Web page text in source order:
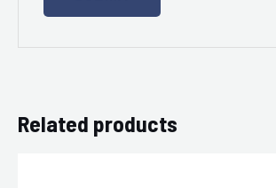
Related products